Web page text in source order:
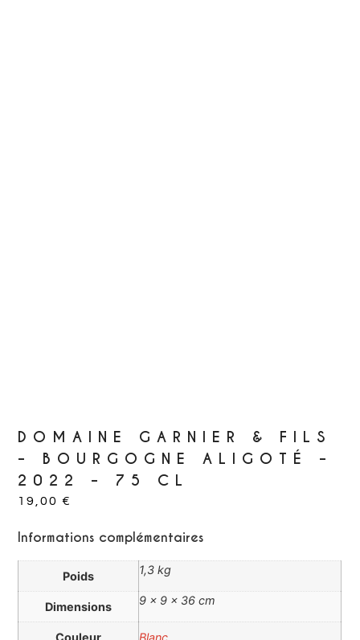
DOMAINE GARNIER & FILS
– BOURGOGNE ALIGOTÉ –
2022 – 75 CL
19,00€
Informations complémentaires
Poids 1,3 kg
Dimensions 9 × 9 × 36 cm
Couleur Blanc